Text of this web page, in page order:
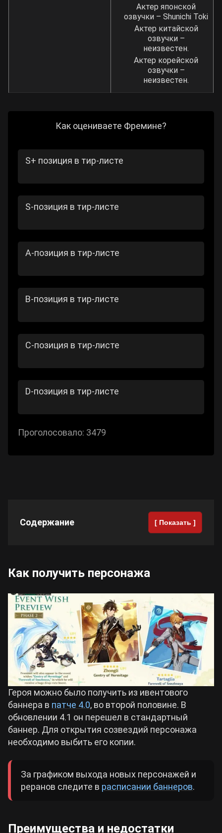
Актер японской
озвучки – Shunichi Toki
Актер китайской
озвучки –
неизвестен.
Актер корейской
озвучки –
неизвестен.
Как оцениваете Фремине?
S+ позиция в тир-листе
S-позиция в тир-листе
А-позиция в тир-листе
В-позиция в тир-листе
С-позиция в тир-листе
D-позиция в тир-листе
Проголосовало: 3479
Содержание [ Показать ]
Как получить персонажа
Героя можно было получить из ивентового
баннера в патче 4.0, во второй половине. В
обновлении 4.1 он перешел в стандартный
баннер. Для открытия созвездий персонажа
необходимо выбить его копии.
За графиком выхода новых персонажей и
реранов следите в расписании баннеров.
Преимущества и недостатки